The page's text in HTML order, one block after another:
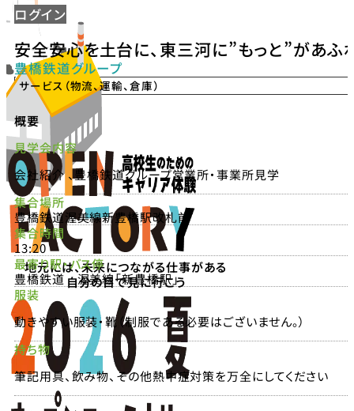
地元には、未来につながる仕事がある
自分の目で見に行こう
ログイン
安全安心を土台に、東三河に”もっと”があふ
豊橋鉄道グループ
サービス（物流、運輸、倉庫）
概要
見学会内容
会社紹介 、豊橋鉄道グループ営業所・事業所見学
集合場所
豊橋鉄道渥美線新豊橋駅改札前
集合時間
13:20
最寄り駅・バス停
豊橋鉄道 渥美線「新豊橋駅」
服装
動きやすい服装・靴（制服である必要はございません。）
持ち物
筆記用具、飲み物、その他熱中症対策を万全にしてください